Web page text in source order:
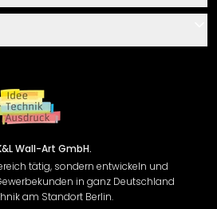
Wall-Art GmbH.
tätig, sondern entwickeln und
in ganz Deutschland
am Standort Berlin.